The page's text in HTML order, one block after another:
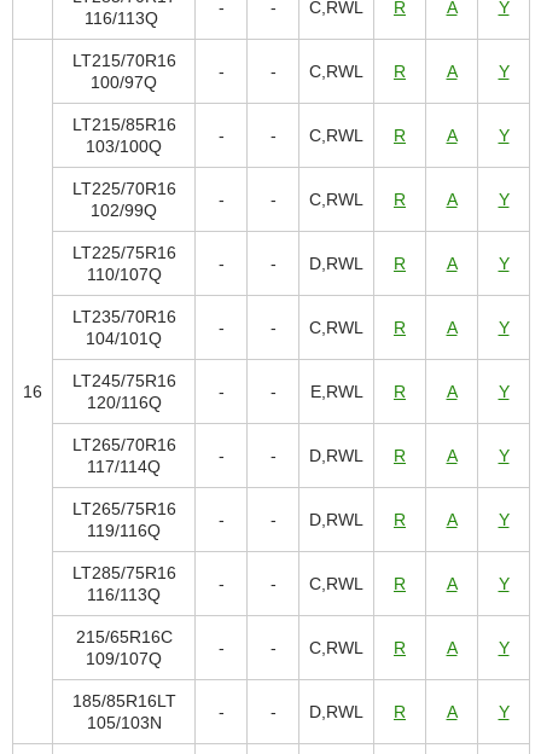
116/113Q
- - C,RWL R A Y
16
LT215/70R16
100/97Q
- - C,RWL R A Y
LT215/85R16
103/100Q
- - C,RWL R A Y
LT225/70R16
102/99Q
- - C,RWL R A Y
LT225/75R16
110/107Q
- - D,RWL R A Y
LT235/70R16
104/101Q
- - C,RWL R A Y
LT245/75R16
120/116Q
- - E,RWL R A Y
LT265/70R16
117/114Q
- - D,RWL R A Y
LT265/75R16
119/116Q
- - D,RWL R A Y
LT285/75R16
116/113Q
- - C,RWL R A Y
215/65R16C
109/107Q
- - C,RWL R A Y
185/85R16LT
105/103N
- - D,RWL R A Y